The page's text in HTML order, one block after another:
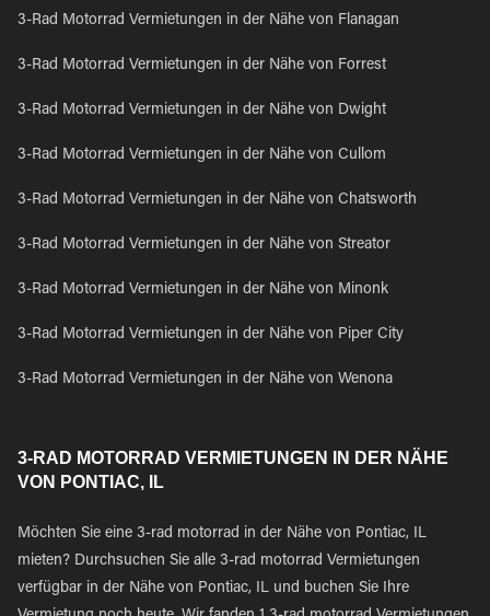
3-Rad Motorrad Vermietungen in der Nähe von Flanagan
3-Rad Motorrad Vermietungen in der Nähe von Forrest
3-Rad Motorrad Vermietungen in der Nähe von Dwight
3-Rad Motorrad Vermietungen in der Nähe von Cullom
3-Rad Motorrad Vermietungen in der Nähe von Chatsworth
3-Rad Motorrad Vermietungen in der Nähe von Streator
3-Rad Motorrad Vermietungen in der Nähe von Minonk
3-Rad Motorrad Vermietungen in der Nähe von Piper City
3-Rad Motorrad Vermietungen in der Nähe von Wenona
3-RAD MOTORRAD VERMIETUNGEN IN DER NÄHE
VON PONTIAC, IL
Möchten Sie eine 3-rad motorrad in der Nähe von Pontiac, IL
mieten? Durchsuchen Sie alle 3-rad motorrad Vermietungen
verfügbar in der Nähe von Pontiac, IL und buchen Sie Ihre